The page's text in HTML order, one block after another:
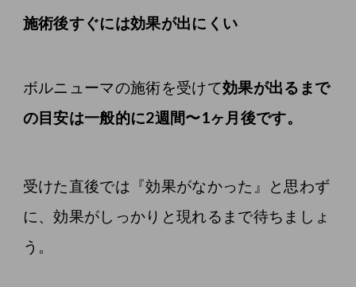
施術後すぐには効果が出にくい
ボルニューマの施術を受けて効果が出るまで
の目安は一般的に2週間〜1ヶ月後です。
受けた直後では『効果がなかった』と思わず
に、効果がしっかりと現れるまで待ちましょ
う。